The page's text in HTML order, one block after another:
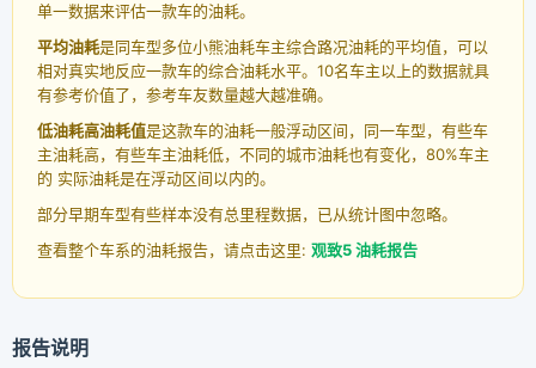
单一数据来评估一款车的油耗。
平均油耗是同车型多位小熊油耗车主综合路况油耗的平均值，可以
相对真实地反应一款车的综合油耗水平。10名车主以上的数据就具
有参考价值了，参考车友数量越大越准确。
低油耗高油耗值是这款车的油耗一般浮动区间，同一车型，有些车
主油耗高，有些车主油耗低，不同的城市油耗也有变化，80%车主
的 实际油耗是在浮动区间以内的。
部分早期车型有些样本没有总里程数据，已从统计图中忽略。
查看整个车系的油耗报告，请点击这里: 观致5 油耗报告
报告说明